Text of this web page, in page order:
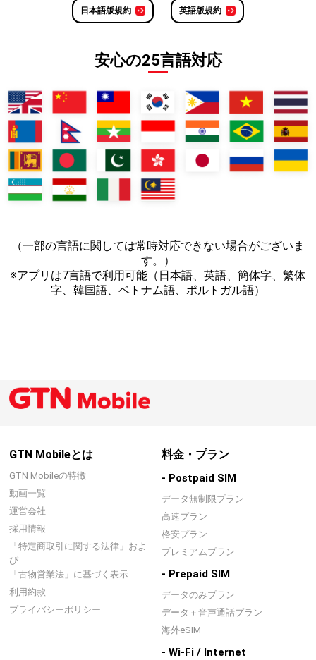
日本語版規約 英語版規約
安心の25言語対応
（一部の言語に関しては常時対応できない場合がございま
す。）
※アプリは7言語で利用可能（日本語、英語、簡体字、繁体
字、韓国語、ベトナム語、ポルトガル語）
GTN Mobileとは
GTN Mobileの特徴
動画一覧
運営会社
採用情報
「特定商取引に関する法律」およ
び
「古物営業法」に基づく表示
利用約款
プライバシーポリシー
料金・プラン
- Postpaid SIM
データ無制限プラン
高速プラン
格安プラン
プレミアムプラン
- Prepaid SIM
データのみプラン
データ＋音声通話プラン
海外eSIM
- Wi-Fi / Internet